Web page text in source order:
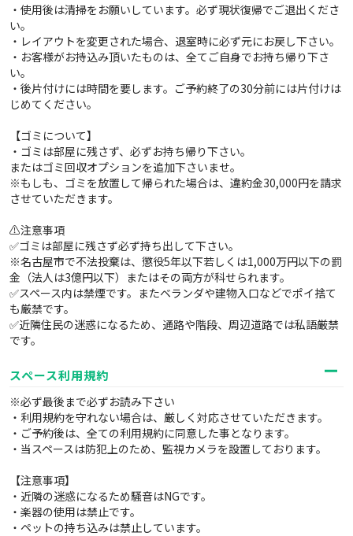
・使用後は清掃をお願いしています。必ず現状復帰でご退出くださ
い。
・レイアウトを変更された場合、退室時に必ず元にお戻し下さい。
・お客様がお持込み頂いたものは、全てご自身でお持ち帰り下さ
い。
・後片付けには時間を要します。ご予約終了の30分前には片付けは
じめてください。
【ゴミについて】
・ゴミは部屋に残さず、必ずお持ち帰り下さい。
またはゴミ回収オプションを追加下さいませ。
※もしも、ゴミを放置して帰られた場合は、違約金30,000円を請求
させていただきます。
⚠️注意事項
✅ゴミは部屋に残さず必ず持ち出して下さい。
※名古屋市で不法投棄は、懲役5年以下若しくは1,000万円以下の罰
金（法人は3億円以下）またはその両方が科せられます。
✅スペース内は禁煙です。またベランダや建物入口などでポイ捨て
も厳禁です。
✅近隣住民の迷惑になるため、通路や階段、周辺道路では私語厳禁
です。
スペース利用規約
※必ず最後まで必ずお読み下さい
・利用規約を守れない場合は、厳しく対応させていただきます。
・ご予約後は、全ての利用規約に同意した事となります。
・当スペースは防犯上のため、監視カメラを設置しております。
【注意事項】
・近隣の迷惑になるため騒音はNGです。
・楽器の使用は禁止です。
・ペットの持ち込みは禁止しています。